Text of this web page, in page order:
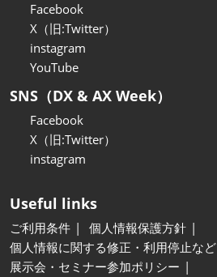
Facebook
X（旧:Twitter）
instagram
YouTube
SNS（DX & AX Week）
Facebook
X（旧:Twitter）
instagram
Useful links
ご利用条件
個人情報保護方針
個人情報に関する修正・利用停止など
展示会・セミナー参加ポリシー